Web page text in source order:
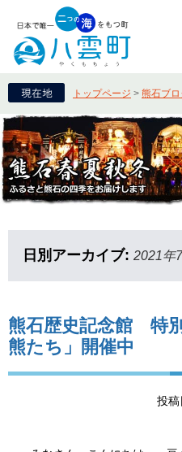
トップページ > 熊石ブ
日別アーカイブ: 2021年
熊石歴史記念館 特
熊たち」開催中
投稿